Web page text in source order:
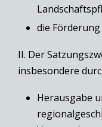
die
II. Der
insbesondere
Herausgabe